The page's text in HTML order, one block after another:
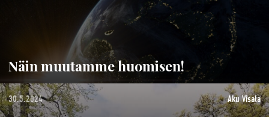
Näin muutamme huomisen!
30.5.2024 Aku Visala